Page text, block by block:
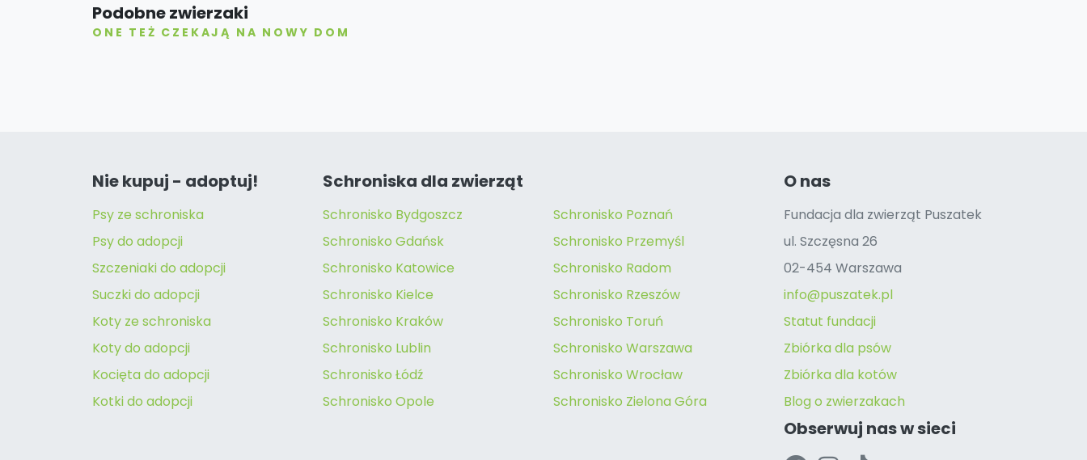
Podobne zwierzaki
ONE TEŻ CZEKAJĄ NA NOWY DOM
Nie kupuj - adoptuj!
Psy ze schroniska
Psy do adopcji
Szczeniaki do adopcji
Suczki do adopcji
Koty ze schroniska
Koty do adopcji
Kocięta do adopcji
Kotki do adopcji
Schroniska dla zwierząt
Schronisko Bydgoszcz
Schronisko Gdańsk
Schronisko Katowice
Schronisko Kielce
Schronisko Kraków
Schronisko Lublin
Schronisko Łódź
Schronisko Opole
Schronisko Poznań
Schronisko Przemyśl
Schronisko Radom
Schronisko Rzeszów
Schronisko Toruń
Schronisko Warszawa
Schronisko Wrocław
Schronisko Zielona Góra
O nas
Fundacja dla zwierząt Puszatek
ul. Szczęsna 26
02-454 Warszawa
info@puszatek.pl
Statut fundacji
Zbiórka dla psów
Zbiórka dla kotów
Blog o zwierzakach
Obserwuj nas w sieci